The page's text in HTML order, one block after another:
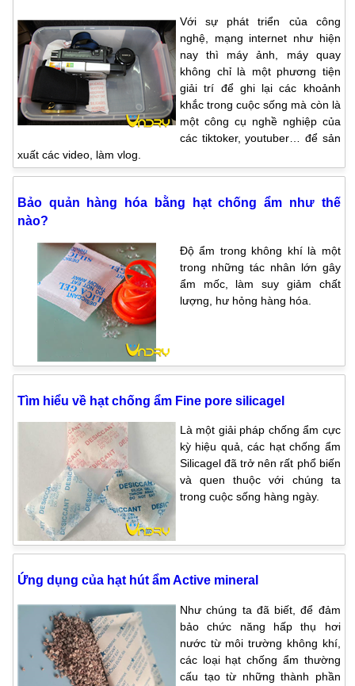
Với sự phát triển của công
nghệ, mạng internet như hiện
nay thì máy ảnh, máy quay
không chỉ là một phương tiện
giải trí để ghi lại các khoảnh
khắc trong cuộc sống mà còn là
một công cụ nghề nghiệp của
các tiktoker, youtuber… để sản
xuất các video, làm vlog.
Bảo quản hàng hóa bằng hạt chống ẩm như thế
nào?
Độ ẩm trong không khí là một
trong những tác nhân lớn gây
ẩm mốc, làm suy giảm chất
lượng, hư hỏng hàng hóa.
Tìm hiểu về hạt chống ẩm Fine pore silicagel
Là một giải pháp chống ẩm cực
kỳ hiệu quả, các hạt chống ẩm
Silicagel đã trở nên rất phổ biến
và quen thuộc với chúng ta
trong cuộc sống hàng ngày.
Ứng dụng của hạt hút ẩm Active mineral
Như chúng ta đã biết, để đảm
bảo chức năng hấp thụ hơi
nước từ môi trường không khí,
các loại hạt chống ẩm thường
cấu tạo từ những thành phần